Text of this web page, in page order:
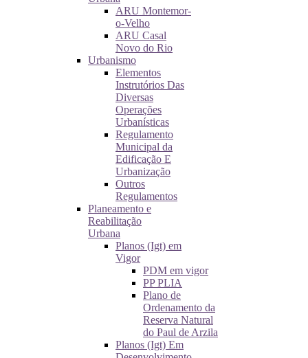
ARU Montemor-
o-Velho
ARU Casal
Novo do Rio
Urbanismo
Elementos
Instrutórios Das
Diversas
Operações
Urbanísticas
Regulamento
Municipal da
Edificação E
Urbanização
Outros
Regulamentos
Planeamento e
Reabilitação
Urbana
Planos (Igt) em
Vigor
PDM em vigor
PP PLIA
Plano de
Ordenamento da
Reserva Natural
do Paul de Arzila
Planos (Igt) Em